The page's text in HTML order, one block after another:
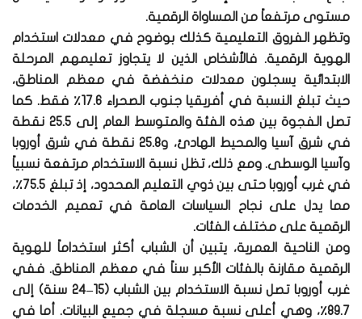
مستوى مرتفعاً من المساواة الرقمية.
وتظهر الفروق التعليمية كذلك بوضوح في معدلات استخدام
الهوية الرقمية. فالأشخاص الذين لا يتجاوز تعليمهم المرحلة
الابتدائية يسجلون معدلات منخفضة في معظم المناطق،
حيث تبلغ النسبة في أفريقيا جنوب الصحراء 17.6٪ فقط. كما
تصل الفجوة بين هذه الفئة والمتوسط العام إلى 25.5 نقطة
في شرق آسيا والمحيط الهادئ، و25.8 نقطة في شرق أوروبا
وآسيا الوسطى. ومع ذلك، تظل نسبة الاستخدام مرتفعة نسبياً
في غرب أوروبا حتى بين ذوي التعليم المحدود، إذ تبلغ 75.5٪،
مما يدل على نجاح السياسات العامة في تعميم الخدمات
الرقمية على مختلف الفئات.
ومن الناحية العمرية، يتبين أن الشباب أكثر استخداماً للهوية
الرقمية مقارنة بالفئات الأكبر سناً في معظم المناطق. ففي
غرب أوروبا تصل نسبة الاستخدام بين الشباب (15–24 سنة) إلى
89.7٪، وهي أعلى نسبة مسجلة في جميع البيانات. أما في